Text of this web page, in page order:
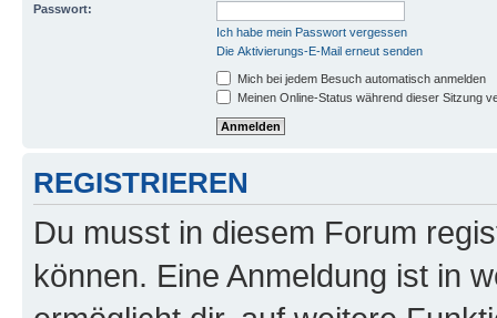
Passwort:
Ich habe mein Passwort vergessen
Die Aktivierungs-E-Mail erneut senden
Mich bei jedem Besuch automatisch anmelden
Meinen Online-Status während dieser Sitzung
REGISTRIEREN
Du musst in diesem Forum
können. Eine Anmeldung ist in